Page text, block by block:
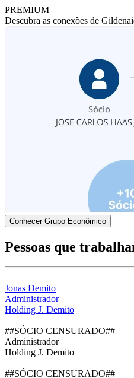
PREMIUM
Descubra as conexões de
Conhecer Grupo Econômico
Pessoas que
Jonas Demito
Administrador
Holding J. Demito
##SÓCIO CENSURADO##
Administrador
Holding J. Demito
##SÓCIO CENSURADO##